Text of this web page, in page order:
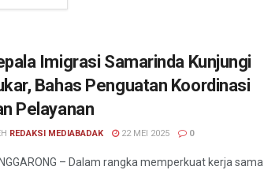
Imigrasi Samarinda Kunjungi
Bahas Penguatan Koordinasi
Pelayanan
REDAKSI MEDIABADAK 22 MEI 2025 0
– Dalam rangka memperkuat kerja sama